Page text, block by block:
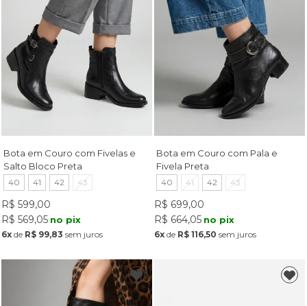
Bota em Couro com Fivelas e
Salto Bloco Preta
40 41 42 43
R$ 599,00
R$ 569,05 no pix
6xde R$ 99,83 sem juros
Bota em Couro com Pala e
Fivela Preta
40 41 42 43
R$ 699,00
R$ 664,05 no pix
6x de R$ 116,50 sem juros